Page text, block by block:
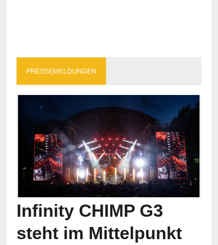
PRESSEMELDUNGEN
Infinity CHIMP G3
steht im Mittelpunkt